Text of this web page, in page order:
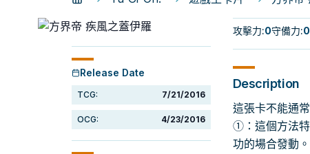
Release Date
TCG: 7/21/2016
OCG: 4/23/2016
攻擊力:0守備力:0
Description
這張卡不能通
①：這個方法
功的場合發動